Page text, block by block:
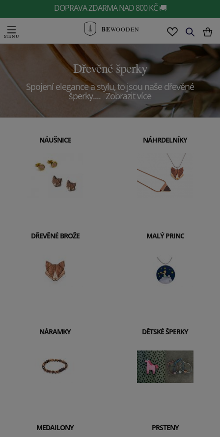
DOPRAVA ZDARMA NAD 800 KČ 🚚
BEWOODEN
Dřevěné šperky
Spojení elegance a stylu, to jsou naše dřevěné
šperky.... Zobrazit více
NÁUŠNICE NÁHRDELNÍKY
DŘEVĚNÉ BROŽE MALÝ PRINC
NÁRAMKY DĚTSKÉ ŠPERKY
MEDAILONY PRSTENY